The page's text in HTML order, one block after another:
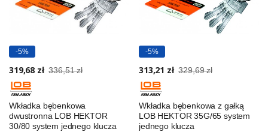
-5%
319,68 zł 336,51 zł
Wkładka bębenkowa
dwustronna LOB HEKTOR
30/80 system jednego klucza
-5%
313,21 zł 329,69 zł
Wkładka bębenkowa z gałką
LOB HEKTOR 35G/65 system
jednego klucza